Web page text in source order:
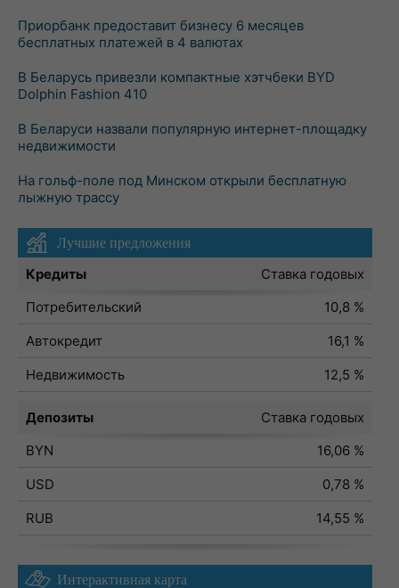
Приорбанк предоставит бизнесу 6 месяцев
бесплатных платежей в 4 валютах
В Беларусь привезли компактные хэтчбеки BYD
Dolphin Fashion 410
В Беларуси назвали популярную интернет-площадку
недвижимости
На гольф-поле под Минском открыли бесплатную
лыжную трассу
Лучшие предложения
Кредиты
Ставка годовых
Потребительский
10,8 %
Автокредит
16,1 %
Недвижимость
12,5 %
Депозиты
Ставка годовых
BYN
16,06 %
USD
0,78 %
RUB
14,55 %
Интерактивная карта